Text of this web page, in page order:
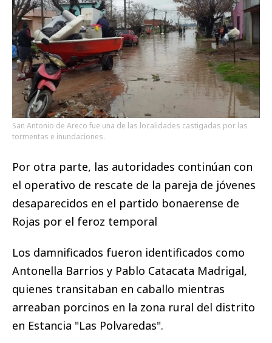
San Antonio de Areco fue una de las localidades castigadas por las
tormentas e inundaciones.
Por otra parte, las autoridades continúan con
el operativo de rescate de la pareja de jóvenes
desaparecidos en el partido bonaerense de
Rojas por el feroz temporal
Los damnificados fueron identificados como
Antonella Barrios y Pablo Catacata Madrigal,
quienes transitaban en caballo mientras
arreaban porcinos en la zona rural del distrito
en Estancia "Las Polvaredas".